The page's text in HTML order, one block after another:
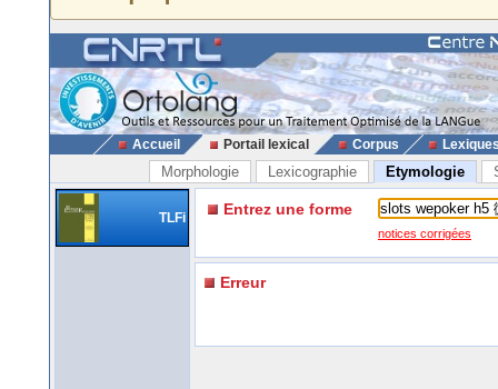
Accueil Portail lexical Corpus
Morphologie Lexicographie Etymologie
TLFi Entrez une forme
notices corrigées
Erreur